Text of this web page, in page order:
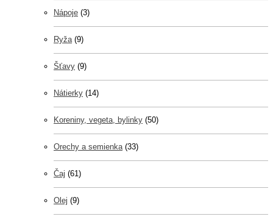
Nápoje (3)
Ryža (9)
Šťavy (9)
Nátierky (14)
Koreniny, vegeta, bylinky (50)
Orechy a semienka (33)
Čaj (61)
Olej (9)